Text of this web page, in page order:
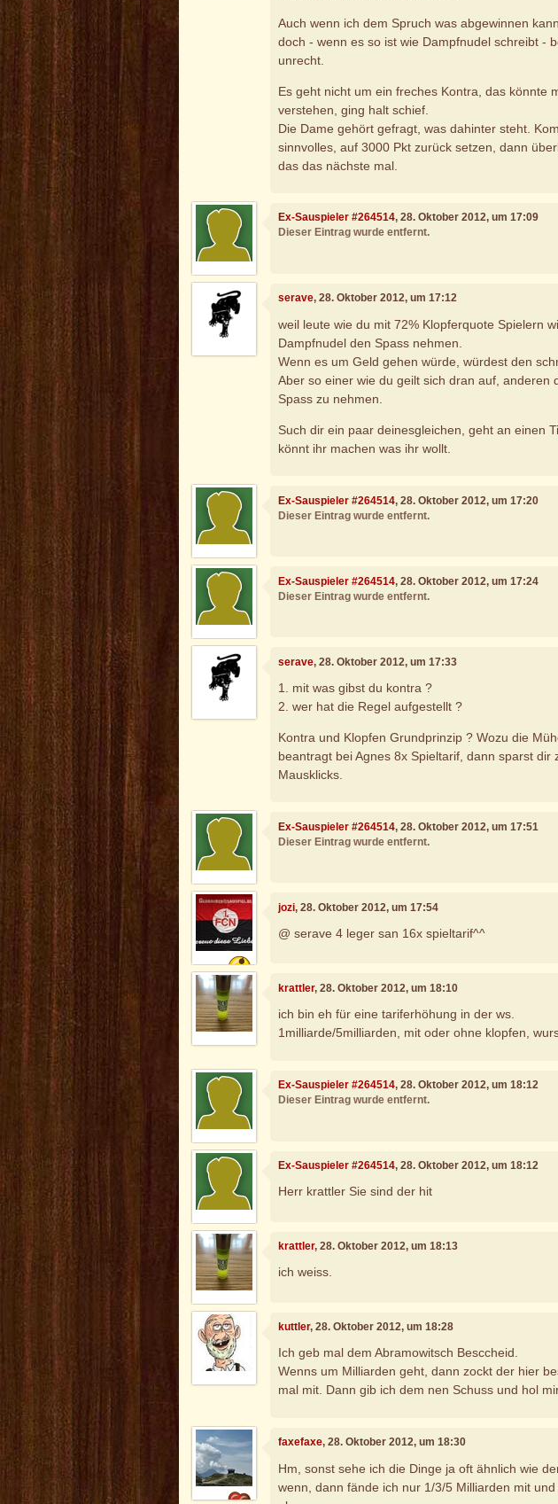
Auch wenn ich dem Spruch was abgewinnen
doch - wenn es so ist wie Dampfnudel schreibt -
unrecht.
Es geht nicht um ein freches Kontra, das könnte
verstehen, ging halt schief.
Die Dame gehört gefragt, was dahinter steht.
sinnvolles, auf 3000 Pkt zurück setzen, dann
das das nächste mal.
Ex-Sauspieler #264514, 28. Oktober 2012, um 17:09
Dieser Eintrag wurde entfernt.
serave, 28. Oktober 2012, um 17:12
weil leute wie du mit 72% Klopferquote Spielern
Dampfnudel den Spass nehmen.
Wenn es um Geld gehen würde, würdest den
Aber so einer wie du geilt sich dran auf, anderen
Spass zu nehmen.
Such dir ein paar deinesgleichen, geht an einen
könnt ihr machen was ihr wollt.
Ex-Sauspieler #264514, 28. Oktober 2012, um 17:20
Dieser Eintrag wurde entfernt.
Ex-Sauspieler #264514, 28. Oktober 2012, um 17:24
Dieser Eintrag wurde entfernt.
serave, 28. Oktober 2012, um 17:33
1. mit was gibst du kontra ?
2. wer hat die Regel aufgestellt ?
Kontra und Klopfen Grundprinzip ? Wozu die
beantragt bei Agnes 8x Spieltarif, dann sparst dir
Mausklicks.
Ex-Sauspieler #264514, 28. Oktober 2012, um 17:51
Dieser Eintrag wurde entfernt.
jozi, 28. Oktober 2012, um 17:54
@ serave 4 leger san 16x spieltarif^^
krattler, 28. Oktober 2012, um 18:10
ich bin eh für eine tariferhöhung in der ws.
1milliarde/5milliarden, mit oder ohne klopfen,
Ex-Sauspieler #264514, 28. Oktober 2012, um 18:12
Dieser Eintrag wurde entfernt.
Ex-Sauspieler #264514, 28. Oktober 2012, um 18:12
Herr krattler Sie sind der hit
krattler, 28. Oktober 2012, um 18:13
ich weiss.
kuttler, 28. Oktober 2012, um 18:28
Ich geb mal dem Abramowitsch Besccheid.
Wenns um Milliarden geht, dann zockt der hier
mal mit. Dann gib ich dem nen Schuss und hol
faxefaxe, 28. Oktober 2012, um 18:30
Hm, sonst sehe ich die Dinge ja oft ähnlich wie
wenn, dann fände ich nur 1/3/5 Milliarden mit